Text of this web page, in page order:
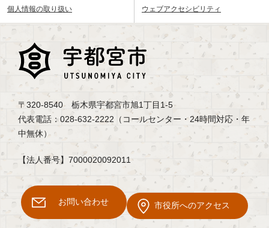
個人情報の取り扱い ウェブアクセシビリティ
〒320-8540 栃木県宇都宮市旭1丁目1-5
代表電話：028-632-2222（コールセンター・24時間対応・年
中無休）
【法人番号】7000020092011
お問い合わせ 市役所へのアクセス